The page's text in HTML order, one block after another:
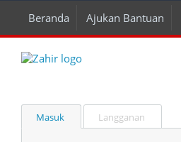
Beranda Ajukan Bantuan
Masuk Langganan